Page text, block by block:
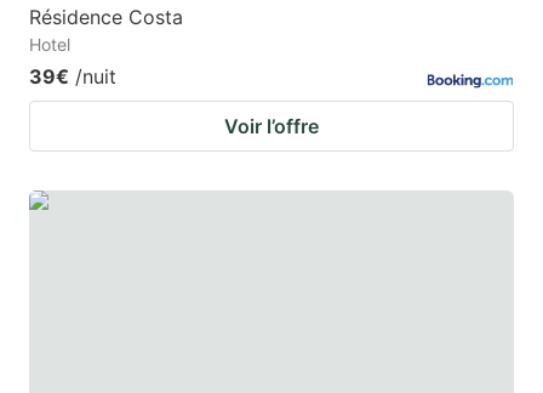
Résidence Costa
Hotel
39€ /nuit
Voir l’offre